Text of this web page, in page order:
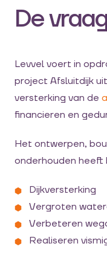
De
Levvel voert in
project Afsluitdijk
versterking van de
financieren en
Het ontwerpen,
onderhouden heeft
Dijkversterking
Vergroten
Verbeteren
Realiseren